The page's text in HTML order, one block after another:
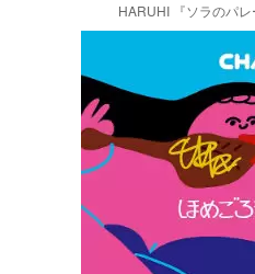
HARUHI 『ソラのパ